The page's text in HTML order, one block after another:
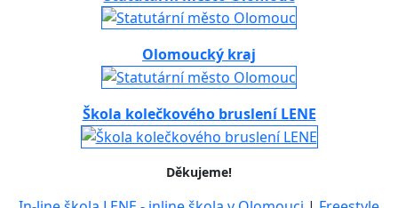
Olomoucký kraj
Škola kolečkového bruslení LENE
Děkujeme!